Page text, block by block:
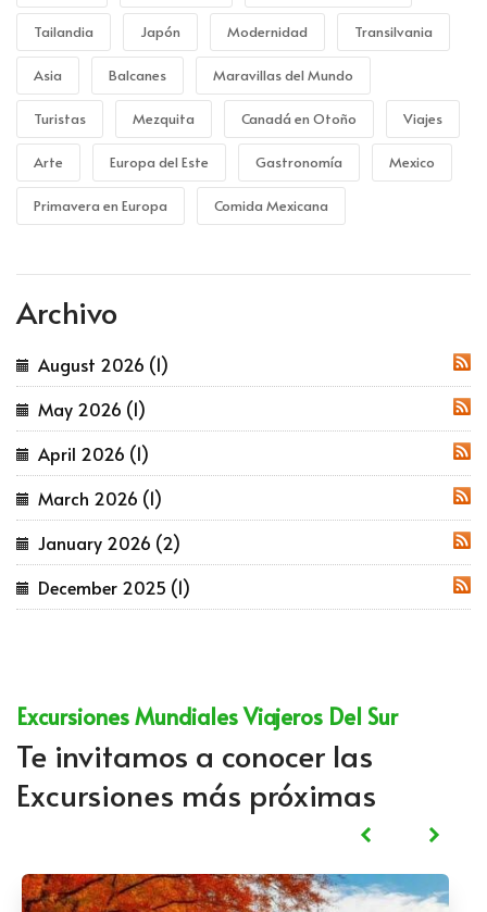
Tailandia Japón Modernidad Transilvania
Asia Balcanes Maravillas del Mundo
Turistas Mezquita Canadá en Otoño Viajes
Arte Europa del Este Gastronomía Mexico
Primavera en Europa Comida Mexicana
Archivo
August 2026 (1)
May 2026 (1)
April 2026 (1)
March 2026 (1)
January 2026 (2)
December 2025 (1)
Excursiones Mundiales Viajeros Del Sur
Te invitamos a conocer las
Excursiones más próximas